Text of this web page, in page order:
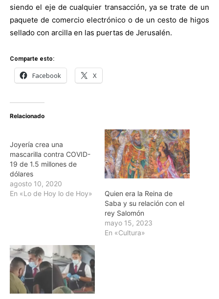
siendo el eje de cualquier transacción, ya se trate de un
paquete de comercio electrónico o de un cesto de higos
sellado con arcilla en las puertas de Jerusalén.
Comparte esto:
Facebook X
Relacionado
Joyería crea una
mascarilla contra COVID-
19 de 1.5 millones de
dólares
agosto 10, 2020
En «Lo de Hoy lo de Hoy»
Quien era la Reina de
Saba y su relación con el
rey Salomón
mayo 15, 2023
En «Cultura»